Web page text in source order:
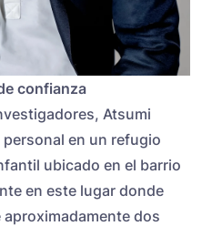
confianza
Atsumi
en un refugio
ubicado en el barrio
en este lugar donde
dos